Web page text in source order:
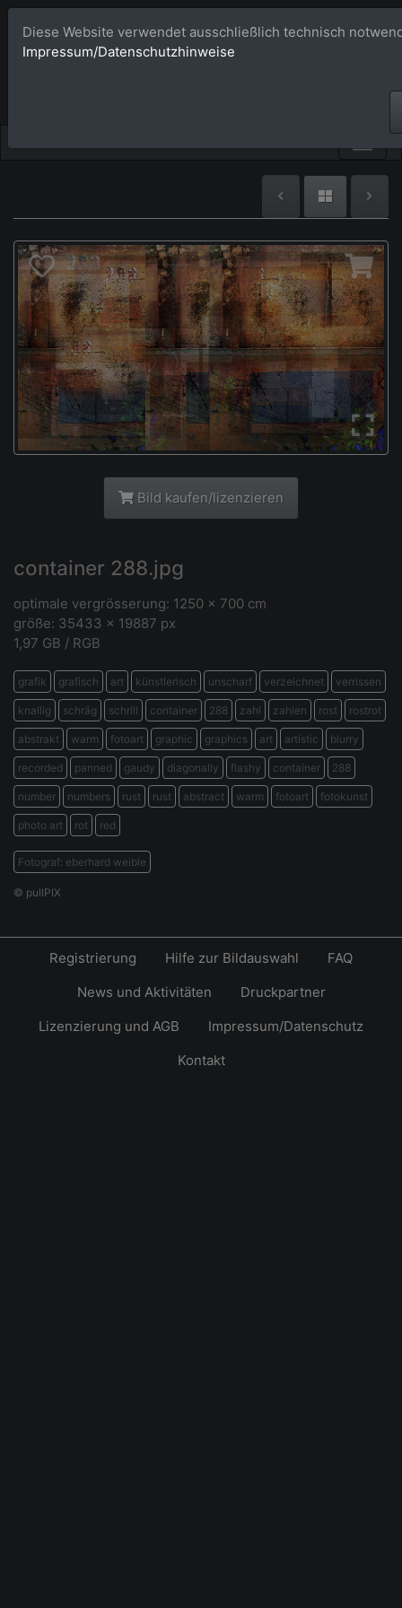
Bildagentur
Bild kaufen/lizenzieren
container 288.jpg
optimale vergrösserung: 1250 x 700 cm
größe: 35433 × 19887 px
1,97 GB / RGB
grafik grafisch art künstlerisch unscharf verzeichnet verrissen
knallig schräg schrill container 288 zahl zahlen rost rostrot
abstrakt warm fotoart graphic graphics art artistic blurry
recorded panned gaudy diagonally flashy container 288
number numbers rust rust abstract warm fotoart fotokunst
photo art rot red
Fotograf: eberhard weible
© pullPIX
Diese Website verwendet ausschließlich technisch
Impressum/Datenschutzhinweise
Registrierung Hilfe zur Bildauswahl
FAQ
News und Aktivitäten
Druckpartner
Lizenzierung und AGB
Impressum/Datenschutz
Kontakt